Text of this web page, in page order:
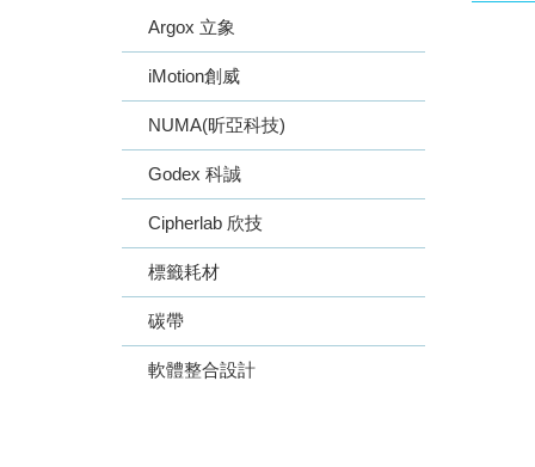
Argox 立象
iMotion創威
NUMA(昕亞科技)
Godex 科誠
Cipherlab 欣技
標籤耗材
碳帶
軟體整合設計